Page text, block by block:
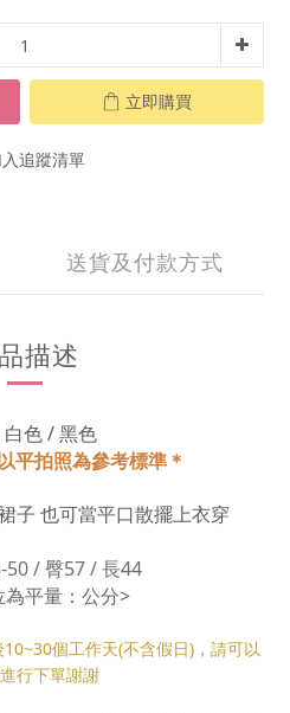
立即購買
追蹤清單
送貨及付款方式
描述
白色 / 黑色
平拍照為參考標準＊
子 也可當平口散擺上衣穿
50 / 臀57 / 長44
平量：公分>
10~30個工作天(不含假日)，請可以
行下單謝謝